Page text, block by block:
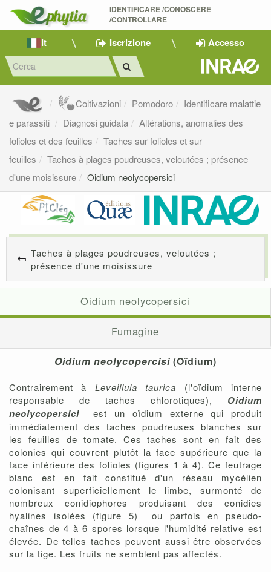
IDENTIFICARE /CONOSCERE
/CONTROLLARE
It Iscrizione Accesso
Coltivazioni Pomodoro
Identificare malattie
e parassiti
Diagnosi guidata
Altérations, anomalies des
folioles et des feuilles
Taches sur folioles et sur
feuilles
Taches à plages poudreuses, veloutées ; présence
d'une moisissure
Oidium neolycopersici
Taches à plages poudreuses, veloutées ;
présence d'une moisissure
Oidium neolycopersici
Fumagine
Oidium neolycopercisi (Oïdium)
Contrairement à Leveillula taurica (l'oïdium interne
responsable de taches chlorotiques), Oidium
neolycopersici
est un oïdium externe qui produit
immédiatement des taches poudreuses blanches sur
les feuilles de tomate. Ces taches sont en fait des
colonies qui couvrent plutôt la face supérieure que la
face inférieure des folioles (figures 1 à 4). Ce feutrage
blanc est en fait constitué d'un réseau mycélien
colonisant superficiellement le limbe, surmonté de
nombreux conidiophores produisant des conidies
hyalines isolées (figure 5) ou parfois en pseudo-
chaînes de 4 à 6 spores lorsque l'humidité relative est
élevée. De telles taches peuvent aussi être observées
sur la tige. Les fruits ne semblent pas affectés.